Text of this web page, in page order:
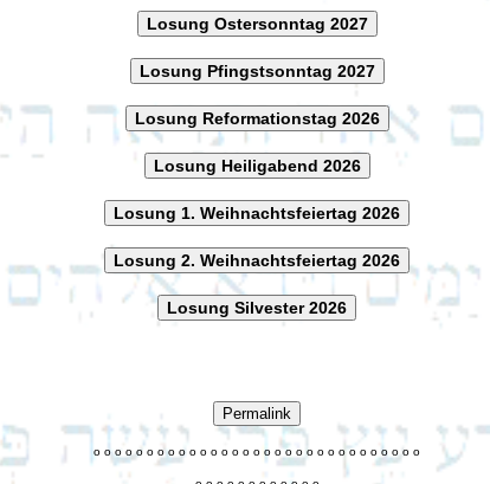
Losung Ostersonntag 2027
Losung Pfingstsonntag 2027
Losung Reformationstag 2026
Losung Heiligabend 2026
Losung 1. Weihnachtsfeiertag 2026
Losung 2. Weihnachtsfeiertag 2026
Losung Silvester 2026
Permalink
o o o o o o o o o o o o o o o o o o o o o o o o o o o o o o o